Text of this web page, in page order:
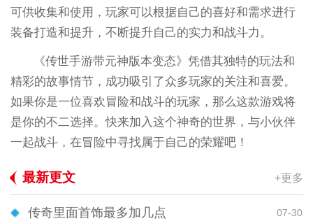
可供收集和使用，玩家可以根据自己的喜好和需求进行
装备打造和提升，不断提升自己的实力和战斗力。
《传世手游带元神版本变态》凭借其独特的玩法和
精彩的故事情节，成功吸引了众多玩家的关注和喜爱。
如果你是一位喜欢冒险和战斗的玩家，那么这款游戏将
是你的不二选择。快来加入这个神奇的世界，与小伙伴
一起战斗，在冒险中寻找属于自己的荣耀吧！
最新更文 +更多
传奇里面首饰最多加几点 07-30